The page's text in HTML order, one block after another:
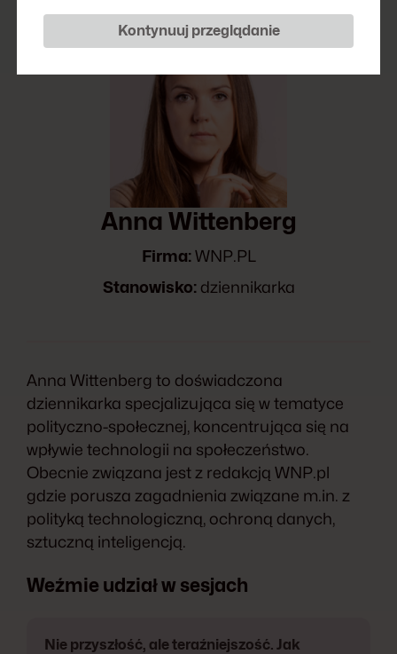
Anna Wittenberg
Firma:WNP.PL
Stanowisko:dziennikarka
Anna Wittenberg to doświadczona
dziennikarka specjalizująca się w tematyce
polityczno-społecznej, koncentrująca się na
wpływie technologii na społeczeństwo.
Obecnie związana jest z redakcją WNP.pl
gdzie porusza zagadnienia związane m.in. z
polityką technologiczną, ochroną danych,
sztuczną inteligencją.
Weźmie udział w sesjach
Nie przyszłość, ale teraźniejszość. Jak
Kontynuuj przeglądanie